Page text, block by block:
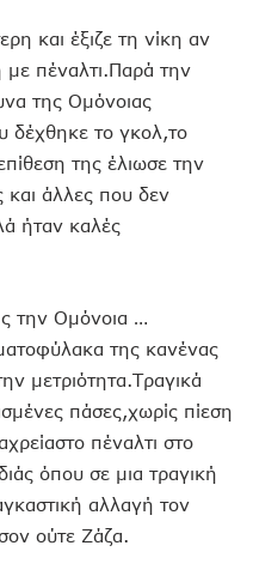
και έξιζε τη νίκη αν
με πέναλτι.Παρά την
της Ομόνοιας
δέχθηκε το γκολ,το
της έλιωσε την
και άλλες που δεν
ήταν καλές
την Ομόνοια …
της κανένας
μετριότητα.Τραγικά
πάσες,χωρίς πίεση
πέναλτι στο
όπου σε μια τραγική
αλλαγή τον
ούτε Ζάζα.